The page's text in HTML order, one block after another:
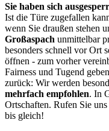
Sie haben sich
Ist die Türe zugefallen
wenn Sie draußen stehen
Großaspach unmittelbar
besonders schnell vor Ort
öffnen - zum vorher
Fairness und Tugend
zurück: Wir werden
mehrfach empfohlen. In
Ortschaften. Rufen Sie
bis gleich!